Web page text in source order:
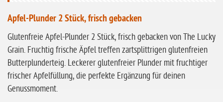
ohne Buchweizen
ohne Knoblauch
ohne Sellerie
glutenfrei
Apfel-Plunder 2 Stück, frisch gebacken
Glutenfreie Apfel-Plunder 2 Stück, frisch gebacken von The Lucky
Grain. Fruchtig frische Äpfel treffen zartsplittrigen glutenfreien
Butterplunderteig. Leckerer glutenfreier Plunder mit fruchtiger
frischer Apfelfüllung, die perfekte Ergänzung für deinen
Genussmoment.